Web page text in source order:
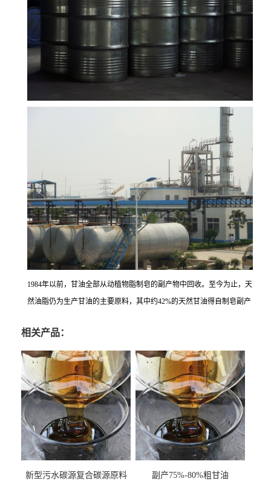
1984年以前，甘油全部从动植物脂制皂的副产物中回收。至今为止，天
然油脂仍为生产甘油的主要原料，其中约42%的天然甘油得自制皂副产
相关产品：
新型污水碳源复合碳源原料
副产75%-80%粗甘油